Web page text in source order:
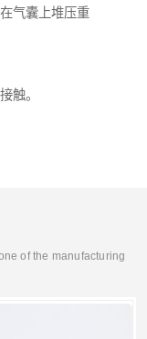
气囊上堆压重
触。
of the manufacturing